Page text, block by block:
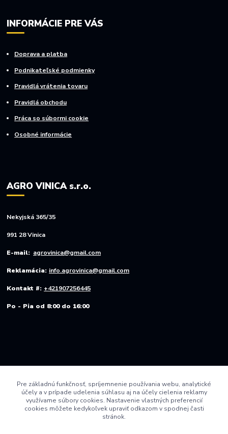
INFORMÁCIE PRE VÁS
Doprava a platba
Podnikateľské podmienky
Pravidlá vrátenia tovaru
Pravidlá obchodu
Práca so súbormi cookie
Osobné informácie
AGRO VINICA s.r.o.
Nekyjská 365/35
991 28 Vinica
E-mail: agrovinica@gmail.com
Reklamácia: info.agrovinica@gmail.com
Kontakt #: +421907256445
Po - Pia od 8:00 do 16:00
Pre základnú funkčnosť, spríjemnenie používania webu, analytické
účely a v prípade udelenia súhlasu aj na účely cielenia reklamy
využívame súbory cookies. Nastavenie vlastných preferencií
cookies môžete kedykoľvek upraviť odkazom v spodnej časti
stránok.